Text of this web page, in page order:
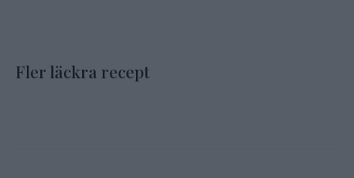
Fler läckra recept